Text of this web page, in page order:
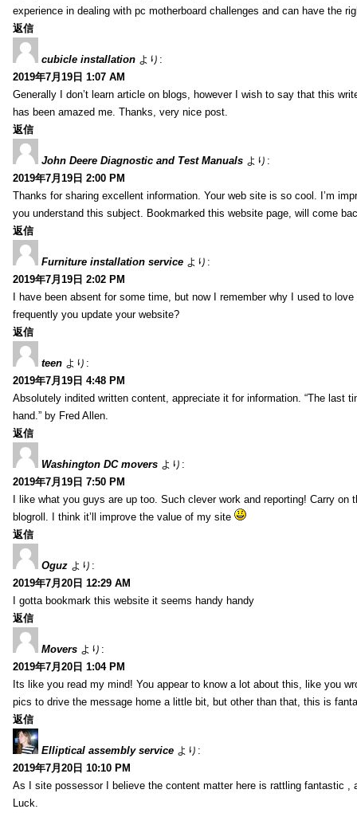
experience in dealing with pc motherboard challenges and can have the
返信
cubicle installation より:
2019年7月19日 1:07 AM
Generally I don’t learn article on blogs, however I wish to say that this
has been amazed me. Thanks, very nice post.
返信
John Deere Diagnostic and Test Manuals より:
2019年7月19日 2:00 PM
Thanks for sharing excellent information. Your web site is so cool. I’m
you understand this subject. Bookmarked this website page, will come
返信
Furniture installation service より:
2019年7月19日 2:02 PM
I have been absent for some time, but now I remember why I used to
frequently you update your website?
返信
teen より:
2019年7月19日 4:48 PM
Absolutely indited written content, appreciate it for information. “The last
hand.” by Fred Allen.
返信
Washington DC movers より:
2019年7月19日 7:50 PM
I like what you guys are up too. Such clever work and reporting! Carry
blogroll. I think it’ll improve the value of my site
返信
Oguz より:
2019年7月20日 12:29 AM
I gotta bookmark this website it seems handy handy
返信
Movers より:
2019年7月20日 1:04 PM
Its like you read my mind! You appear to know a lot about this, like you
pics to drive the message home a little bit, but other than that, this is
返信
Elliptical assembly service より:
2019年7月20日 10:10 PM
As I site possessor I believe the content matter here is rattling fantastic ,
Luck.